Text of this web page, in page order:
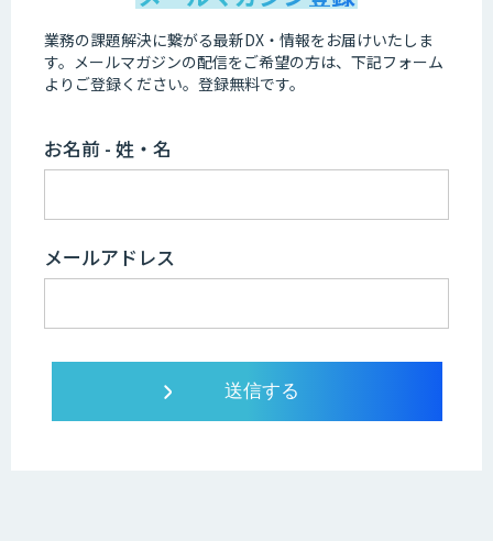
業務の課題解決に繋がる最新DX・情報をお届けいたしま
す。 メールマガジンの配信をご希望の方は、下記フォーム
よりご登録ください。登録無料です。
お名前 - 姓・名
メールアドレス